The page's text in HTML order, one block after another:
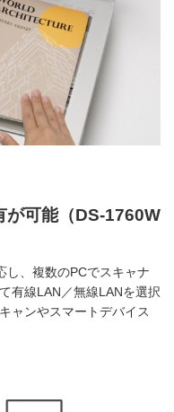
可能（DS-1760W
し、複数のPCでスキャナ
有線LAN／無線LANを選択
ャンやスマートデバイス